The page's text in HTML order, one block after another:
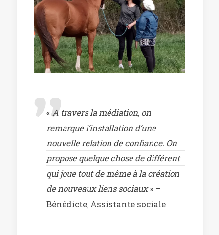
«A travers la médiation, on
remarque l’installation d’une
nouvelle relation de confiance. On
propose quelque chose de différent
qui joue tout de même à la création
de nouveaux liens sociaux» –
Bénédicte, Assistante sociale